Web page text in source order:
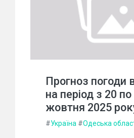
Прогноз погоди
на період з 20 по
жовтня 2025
#Україна #Одеська